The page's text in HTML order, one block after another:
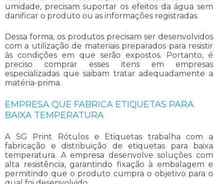
umidade, precisam suportar os efeitos da água sem
danificar o produto ou as informações registradas.
Dessa forma, os produtos precisam ser desenvolvidos
com a utilização de materiais preparados para resistir
às condições em que serão expostos. Portanto, é
preciso comprar esses itens em empresas
especializadas que saibam tratar adequadamente a
matéria-prima.
EMPRESA QUE FABRICA ETIQUETAS PARA
BAIXA TEMPERATURA
A SG Print Rótulos e Etiquetas trabalha com a
fabricação e distribuição de etiquetas para baixa
temperatura. A empresa desenvolve soluções com
alta resistência, garantindo fixação à embalagem e
permitindo que o produto cumpra o objetivo para o